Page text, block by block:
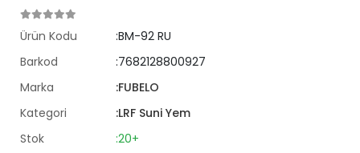
Ürün Kodu
:BM-92 RU
Barkod
:7682128800927
Marka
:FUBELO
Kategori
:LRF Suni Yem
Stok
:20+